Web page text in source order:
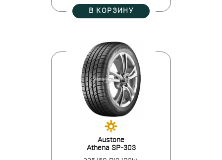
В КОРЗИНУ
Austone
Athena SP-303